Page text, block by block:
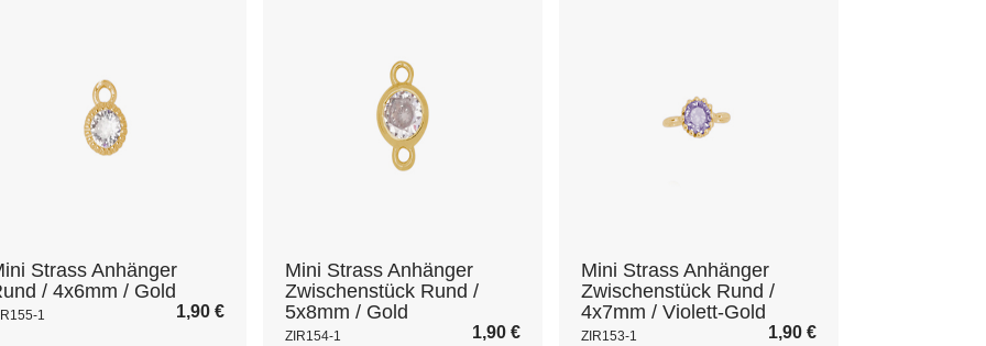
Strass Anhänger
/ 4x6mm / Gold
1 1,90 €
Mini Strass Anhänger
Zwischenstück Rund /
5x8mm / Gold
ZIR154-1 1,90 €
Mini Strass Anhänger
Zwischenstück Rund /
4x7mm / Violett-Gold
ZIR153-1 1,90 €